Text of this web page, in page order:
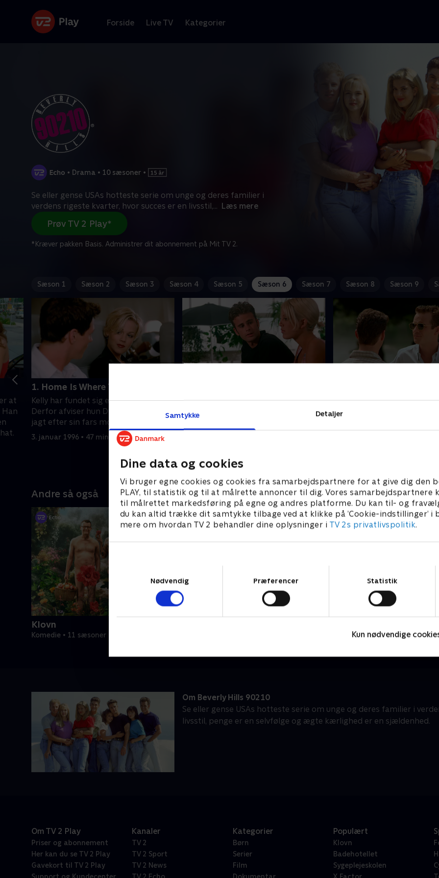
Samtykke Detaljer
Dine data og cookies
Vi bruger egne cookies og cookies fra samarbejdspartnere for at give dig den
PLAY, til statistik og til at målrette annoncer til dig. Vores samarbejdspartnere
til målrettet markedsføring på egne og andres platforme. Du kan til- og
du kan altid trække dit samtykke tilbage ved at klikke på ’Cookie-indstillinger’ i
mere om hvordan TV 2 behandler dine oplysninger i TV 2s privatlivspolitik.
Nødvendig
Præferencer Statistik
Kun nødvendige
Forside Live TV Kategorier
• Drama • 10 sæsoner •
Se eller gense USAs hotteste serie om unge og deres familier i
verdens rigeste kvarter, hvor succes er en livsstil,... Læs mere
Prøv TV 2 Play*
*Kræver pakken Basis. Administrer dit abonnement på Mit TV 2.
Sæson 1 Sæson 2 Sæson 3 Sæson 4 Sæson 5 Sæson 6 Sæson 7 Sæson 8 Sæson 9
at
1. Home Is Where The Tart Is
Kelly har fundet sig en ny kæreste.
Derfor afviser hun Dylan, der nu er på
jagt efter sin fars morder.
3. januar 1996 • 47 min
Alle mistænker Ray for at stå bag
tyverierne, som efterhånden tager til
blandt vennerne i Beverly Hills.
Brandon ind i Dylan. Men
Andre så også
Klovn
Komedie • 11 sæsoner
Om Beverly Hills 90210
Se eller gense USAs hotteste serie om unge og deres familier i
livsstil, penge er en selvfølge og ægte kærlighed er en sjældenhed.
Om TV 2 Play
Priser og abonnement
Her kan du se TV 2 Play
Gavekort til TV 2 Play
Kanaler
TV 2
TV 2 Sport
TV 2 News
Kategorier
Børn
Serier
Film
Populært
Klovn
Badehotellet
Sygeplejeskolen